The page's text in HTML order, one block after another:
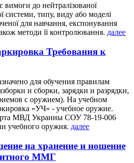
до нейтралізованої
системи, типу, виду або моделі
для навчання, експонування
методи її контролювання. далее
Требования к
для обучения правилам
и сборки, зарядки и разрядки,
с оружием). На учебном
«УЧ» - учебное оружие.
МВД Украины СОУ 78-19-006
учебного оружия. далее
на хранение и ношение
ММГ